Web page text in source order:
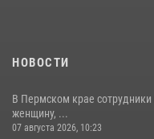
НОВОСТИ
В Пермском крае
женщину, ...
07 августа 2026, 10:23